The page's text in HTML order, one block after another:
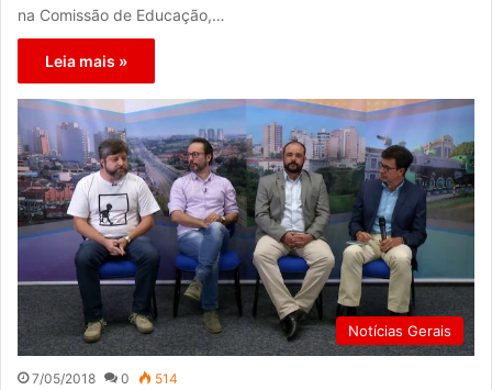
na Comissão de Educação,…
Leia mais »
Notícias Gerais
7/05/2018 0 514